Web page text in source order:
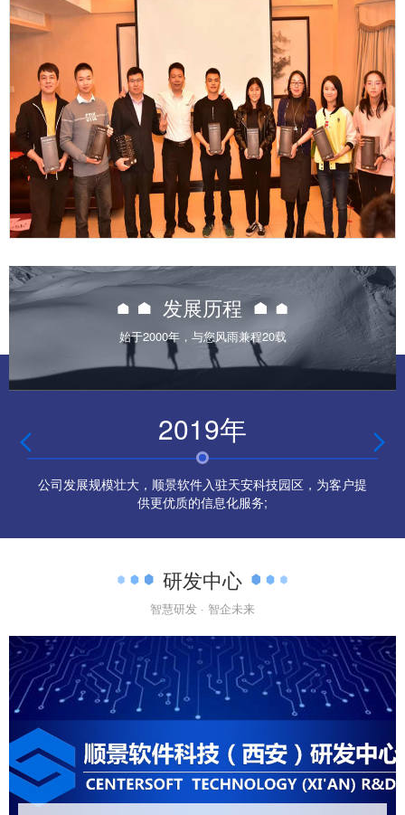
发展历程
始于2000年，与您风雨兼程20载
2019年
公司发展规模壮大，顺景软件入驻天安科技园区，为客户提
供更优质的信息化服务;
 
研发中心
智慧研发 · 智企未来